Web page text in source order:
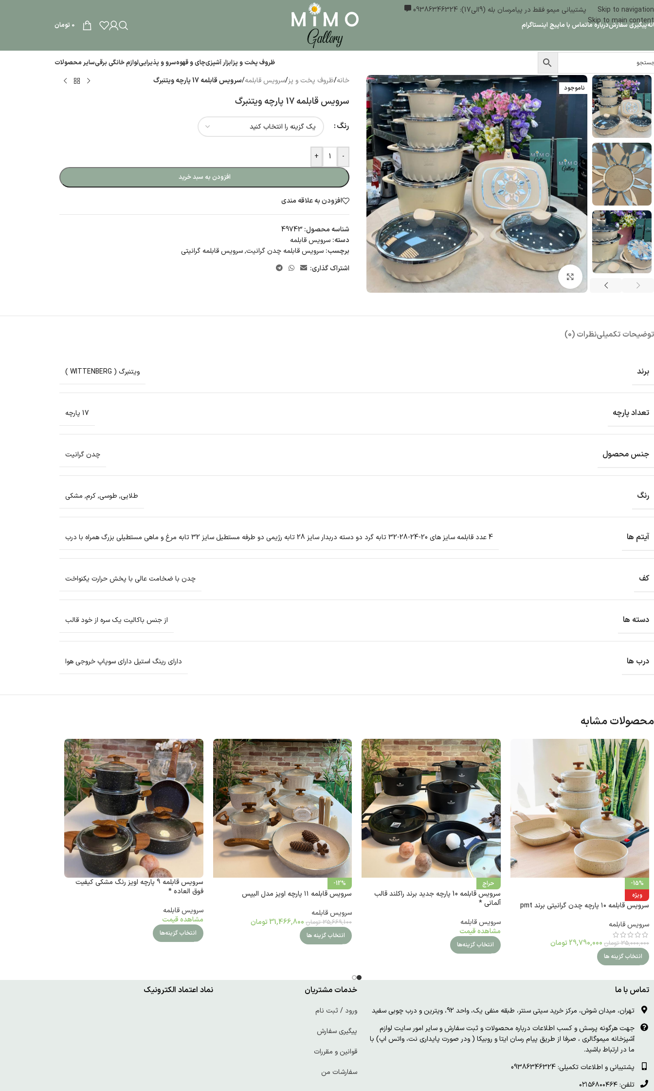
Skip to navigation
Skip to main content
پشتیبانی میمو فقط در پیامرسان بله (9الی17): 09386346324
پیگیری سفارشدرباره ماتماس با ماپیج اینستاگرام 0 تومان
ظروف پخت و پزابزار آشپزیچای و قهوهسرو و پذیراییلوازم خانگی برقیسایر محصولات
ناموجود
بزرگنمایی تصویر
خانه/ظروف پخت و پز/سرویس قابلمه/سرویس قابلمه 17 پارچه ویتنبرگ
سرویس قابلمه 17 پارچه ویتنبرگ
رنگ
-
+
افزودن به سبد خرید
افزودن به علاقه مندی
شناسه محصول: 49743
دسته: سرویس قابلمه
برچسب: سرویس قابلمه چدن گرانیت,سرویس قابلمه گرانیتی
اشتراک گذاری:
توضیحات تکمیلینظرات (0)
برند ویتنبرگ ( WITTENBERG )
تعداد پارچه 17 پارچه
جنس محصول چدن گرانیت
رنگ طلایی, طوسی,کرم, مشکی
آیتم ها 4 عدد قابلمه سایز های 20-24-28-32 تابه گرد دو دسته دربدار سایز 28 تابه رژیمی دو طرفه مستطیل سایز 32 تابه مرغ و ماهی مستطیلی بزرگ همراه با درب
کف چدن با ضخامت عالی با پخش حرارت یکنواخت
دسته ها از جنس باکالیت یک سره از خود قالب
درب ها دارای رینگ استیل دارای سوپاپ خروجی هوا
محصولات مشابه
-15%
ویژه
سرویس قابلمه ۱۰ پارچه چدن گرانیتی برند pmt
سرویس قابلمه
35,000,000 تومان 29,790,000 تومان
انتخاب گزینه ها
حراج
سرویس قابلمه 10 پارچه جدید برند راکلند قالب
آلمانی *
سرویس قابلمه
مشاهده قیمت
انتخاب گزینه‌ها
-12%
سرویس قابلمه ۱۱ پارچه اویز مدل الیپس
سرویس قابلمه
35,669,100 تومان 31,466,800 تومان
انتخاب گزینه ها
سرویس قابلمه 9 پارچه اویز رنگ مشکی کیفیت
فوق العاده *
سرویس قابلمه
مشاهده قیمت
انتخاب گزینه‌ها
تماس با ما
تهران، میدان شوش، مرکز خرید سیتی سنتر، طبقه منفی یک، واحد 92، ویترین و درب چوبی سفید
جهت هرگونه پرسش و کسب اطلاعات درباره محصولات و ثبت سفارش و سایر امور سایت لوازم
آشپزخانه میموگالری ، صرفا از طریق پیام رسان ایتا و روبیکا ( ودر صورت پایداری نت، واتس اپ) با
ما در ارتباط باشید.
پشتیبانی و اطلاعات تکمیلی: 09386346324
تلفن: ۰۲۱۵۶۸۰۰۴۶۴
خدمات مشتریان
ورود / ثبت نام
پیگیری سفارش
قوانین و مقررات
سفارشات من
نماد اعتماد الکترونیک